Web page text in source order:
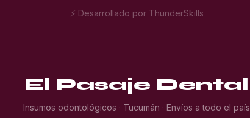
⚡ Desarrollado por ThunderSkills
El Pasaje Dental
Insumos odontológicos · Tucumán · Envíos a todo el país